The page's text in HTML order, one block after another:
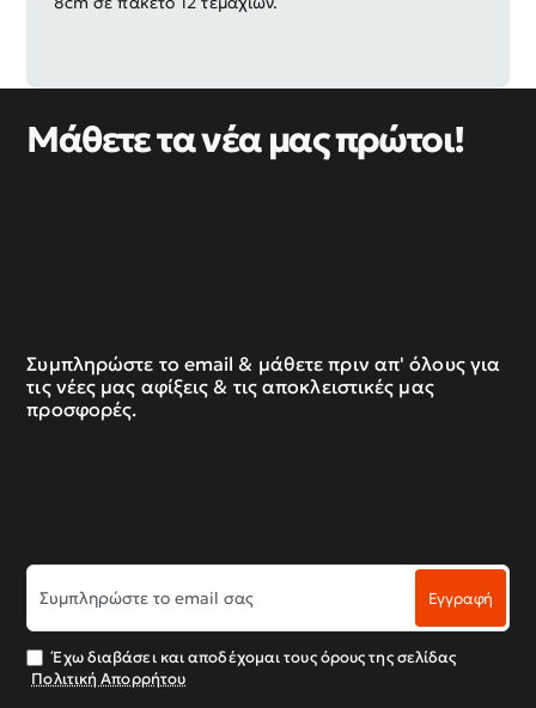
Μάθετε τα νέα μας πρώτοι!
Συμπληρώστε το email & μάθετε πριν απ' όλους για
τις νέες μας αφίξεις & τις αποκλειστικές μας
προσφορές.
Συμπληρώστε
το
email
σας
Εγγραφή
Έχω διαβάσει και αποδέχομαι τους όρους της σελίδας
Πολιτική Απορρήτου